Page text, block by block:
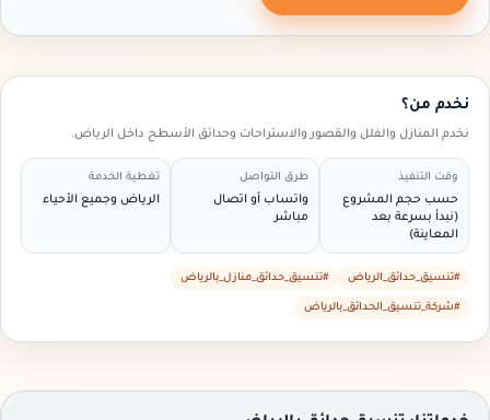
نخدم من؟
نخدم المنازل والفلل والقصور والاستراحات وحدائق الأسطح داخل الرياض.
وقت التنفيذ
حسب حجم المشروع
(نبدأ بسرعة بعد
المعاينة)
طرق التواصل
واتساب أو اتصال
مباشر
تغطية الخدمة
الرياض وجميع الأحياء
#تنسيق_حدائق_الرياض #تنسيق_حدائق_منازل_بالرياض
#شركة_تنسيق_الحدائق_بالرياض